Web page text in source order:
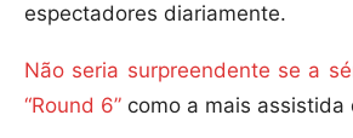
espectadores diariamente.
Não seria surpreendente se a
“Round 6” como a mais assistida